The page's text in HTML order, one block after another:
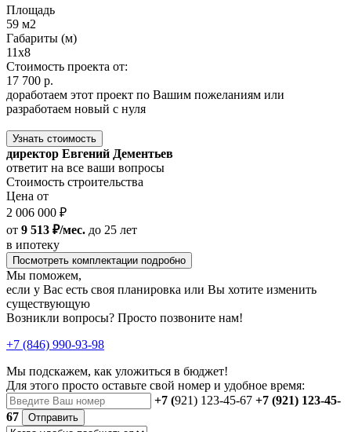
Площадь
59 м2
Габариты (м)
11x8
Стоимость проекта от:
17 700 р.
доработаем этот проект по Вашим пожеланиям или
разработаем новый с нуля
Узнать стоимость
директор Евгений Дементьев
ответит на все ваши вопросы
Стоимость строительства
Цена от
2 006 000 ₽
от 9 513 ₽/мес. до 25 лет
в ипотеку
Посмотреть комплектации подробно
Мы поможем,
если у Вас есть своя планировка или Вы хотите изменить
существующую
Возникли вопросы? Просто позвоните нам!
+7 (846) 990-93-98
Мы подскажем, как уложиться в бюджет!
Для этого просто оставьте свой номер и удобное время:
+7 (921) 123-45-67 +7 (921) 123-45-
67
Отправить